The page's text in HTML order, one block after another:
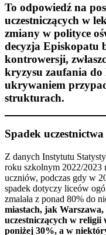
To odpowiedź na
uczestniczących w
zmiany w polityce
decyzja Episkopatu
kontrowersji,
kryzysu zaufania do
ukrywaniem
strukturach.
Spadek
Z danych Instytutu
roku szkolnym 2022/2023
uczniów, podczas gdy w
spadek dotyczy liceów
zmalała z ponad 80% do
miastach, jak Warszawa,
uczestniczących w religii
poniżej 30%, a w